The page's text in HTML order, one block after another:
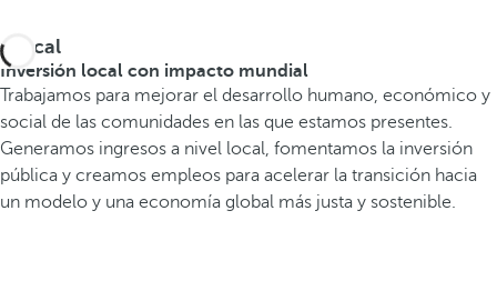
Glocal
Inversión local con impacto mundial
Trabajamos para mejorar el desarrollo humano, económico y
social de las comunidades en las que estamos presentes.
Generamos ingresos a nivel local, fomentamos la inversión
pública y creamos empleos para acelerar la transición hacia
un modelo y una economía global más justa y sostenible.